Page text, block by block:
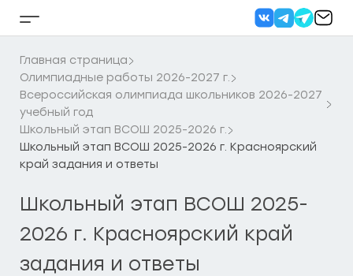
Кнопка
бокового
меню
Главная страница
Олимпиадные работы 2026-2027 г.
Всероссийская олимпиада школьников 2026-2027
учебный год
Школьный этап ВСОШ 2025-2026 г.
Школьный этап ВСОШ 2025-2026 г. Красноярский
край задания и ответы
Школьный этап ВСОШ 2025-
2026 г. Красноярский край
задания и ответы